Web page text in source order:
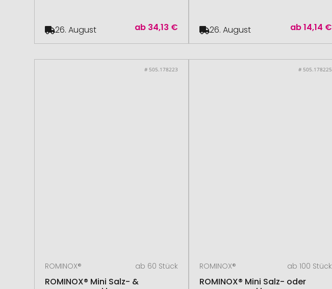
ab 34,13 €
26. August ab14,14 €
26. August
# 505.178223
ROMINOX® ab 60 Stück
ROMINOX® Mini Salz- &
# 505.178225
ROMINOX® ab 100 Stück
ROMINOX® Mini Salz- oder